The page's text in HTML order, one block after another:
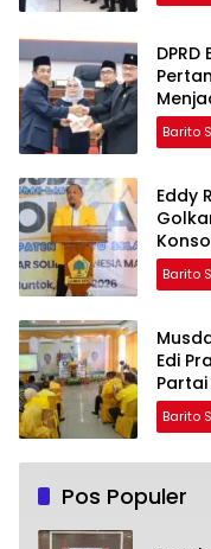
Barito
Eddy
Barito
Edi
Barito
Pos Populer